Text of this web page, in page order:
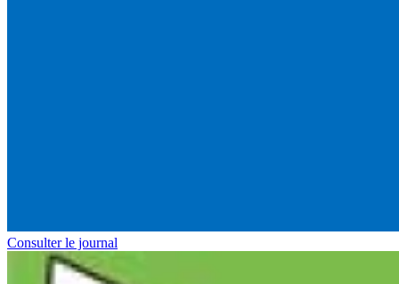
Consulter le journal